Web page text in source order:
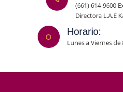
(661) 614-9600
Directora L.A.E
Horario:
Lunes a Viernes de